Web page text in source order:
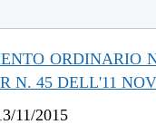
ORDINARIO
N. 45 DELL'11
11/2015